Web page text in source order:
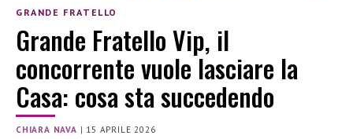
GRANDE FRATELLO
Grande Fratello Vip, il
concorrente vuole lasciare la
Casa: cosa sta succedendo
CHIARA NAVA | 15 APRILE 2026